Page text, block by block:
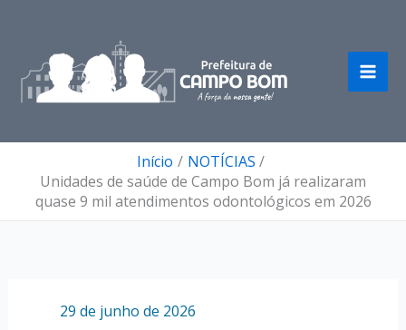
conteúdo
Início
NOTÍCIAS
Unidades de saúde de Campo Bom já realizaram
quase 9 mil atendimentos odontológicos em 2026
29 de junho de 2026